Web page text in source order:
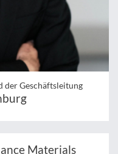
der Geschäftsleitung
Materials